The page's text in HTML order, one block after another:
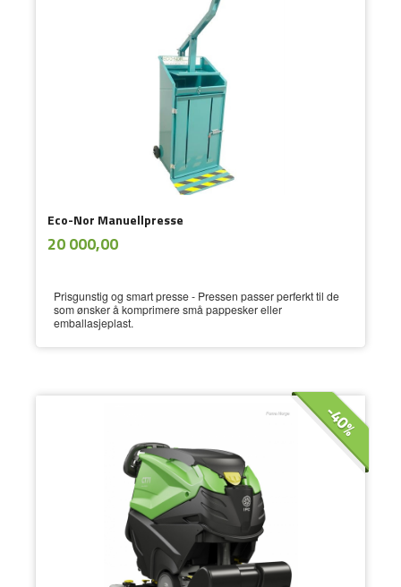
Eco-Nor Manuellpresse
Pris
20 000,00mva.
Prisgunstig og smart presse - Pressen passer perferkt til de
som ønsker å komprimere små pappesker eller
emballasjeplast.
-40%